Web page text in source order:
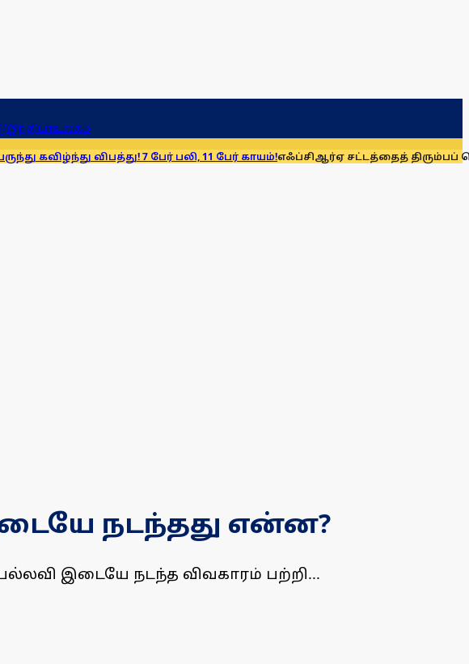
இந்தியாஉலகம்
விபத்து! 7 பேர் பலி, 11 பேர் காயம்!எஃப்சிஆர்ஏ சட்டத்தைத் திரும்பப் பெறுக:
நடந்தது என்ன?
இடையே நடந்த விவகாரம் பற்றி...